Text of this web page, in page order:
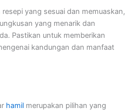
yang sesuai dan memuaskan,
yang menarik dan
Pastikan untuk memberikan
kandungan dan manfaat
hamil merupakan pilihan yang